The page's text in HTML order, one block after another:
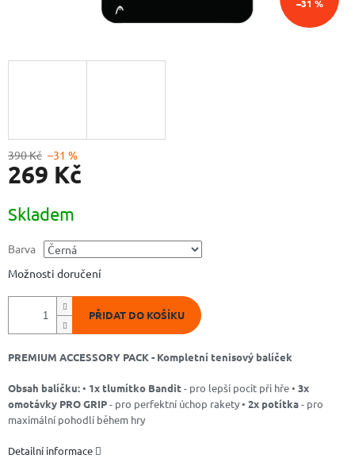
–31 %
390 Kč –31 %
269 Kč
cena:
Skladem
Barva
Možnosti doručení
PŘIDAT DO KOŠÍKU
PREMIUM ACCESSORY PACK - Kompletní tenisový balíček
Obsah balíčku:• 1x tlumítko Bandit- pro lepší pocit při hře • 3x
omotávky PRO GRIP- pro perfektní úchop rakety • 2x potítka- pro
maximální pohodlí během hry
Detailní informace